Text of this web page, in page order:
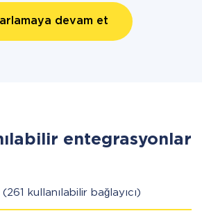
devam et
entegrasyonlar
(261 kullanılabilir bağlayıcı)